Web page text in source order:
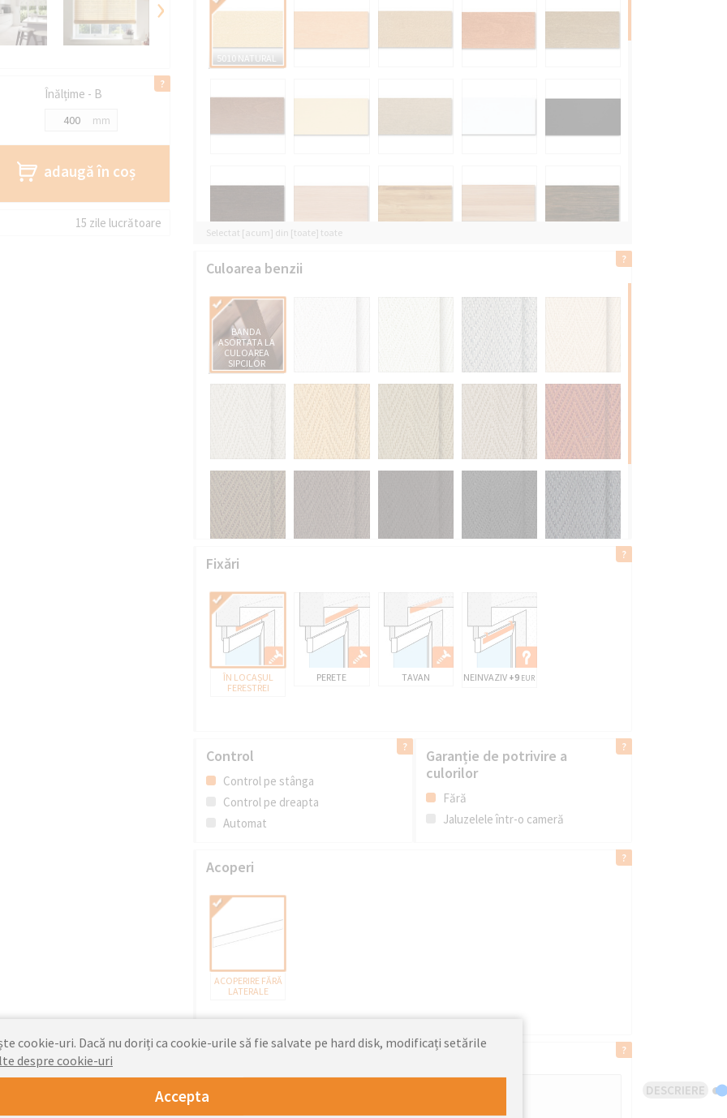
DESCRIERE
Înălțime - B
mm
adaugă în coș
15 zile lucrătoare
5010 NATURAL
Selectat [acum] din [toate] toate
Culoarea benzii
BANDA
ASORTATA LA
CULOAREA
SIPCILOR
Fixări
ÎN LOCAȘUL
FERESTREI
PERETE TAVAN NEINVAZIV +9 EUR
Control
Control pe stânga
Control pe dreapta
Automat
Garanție de potrivire a
culorilor
Fără
Jaluzelele într-o cameră
Acoperi
ACOPERIRE FĂRĂ
LATERALE
cookie-uri. Dacă nu doriți ca cookie-urile să fie salvate pe hard disk, modificați setările
despre cookie-uri
Accepta